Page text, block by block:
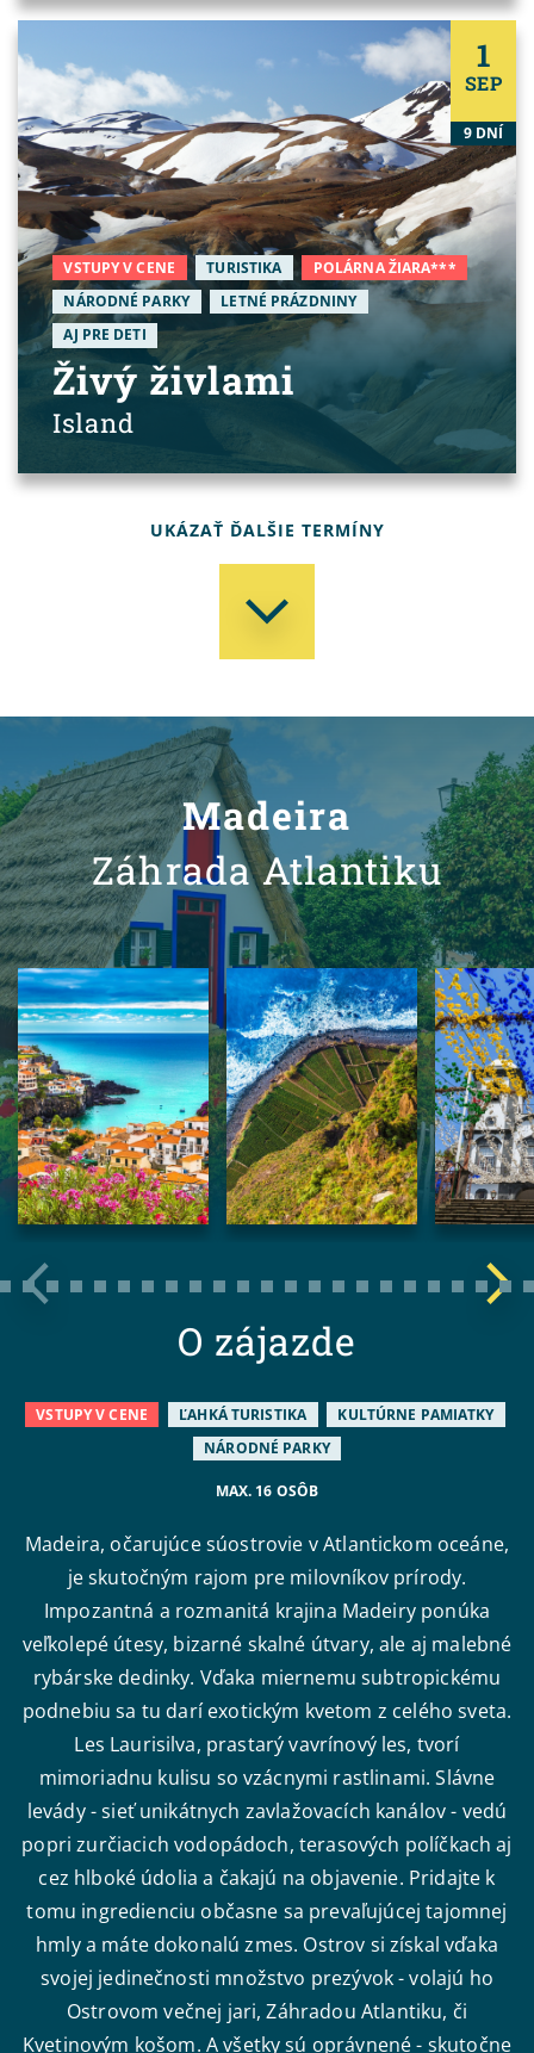
1
SEP
9 DNÍ
VSTUPY V CENE TURISTIKA
POLÁRNA ŽIARA***
NÁRODNÉ PARKY
LETNÉ PRÁZDNINY
AJ PRE DETI
Živý živlami
Island
UKÁZAŤ ĎALŠIE TERMÍNY
Madeira
Záhrada Atlantiku
O zájazde
VSTUPY V CENE ĽAHKÁ TURISTIKA
KULTÚRNE PAMIATKY
NÁRODNÉ PARKY
MAX. 16 OSÔB
Madeira, očarujúce súostrovie v Atlantickom oceáne,
je skutočným rajom pre milovníkov prírody.
Impozantná a rozmanitá krajina Madeiry ponúka
veľkolepé útesy, bizarné skalné útvary, ale aj malebné
rybárske dedinky. Vďaka miernemu subtropickému
podnebiu sa tu darí exotickým kvetom z celého sveta.
Les Laurisilva, prastarý vavrínový les, tvorí
mimoriadnu kulisu so vzácnymi rastlinami. Slávne
levády - sieť unikátnych zavlažovacích kanálov - vedú
popri zurčiacich vodopádoch, terasových políčkach aj
cez hlboké údolia a čakajú na objavenie. Pridajte k
tomu ingredienciu občasne sa prevaľujúcej tajomnej
hmly a máte dokonalú zmes. Ostrov si získal vďaka
svojej jedinečnosti množstvo prezývok - volajú ho
Ostrovom večnej jari, Záhradou Atlantiku, či
Kvetinovým košom. A všetky sú oprávnené - skutočne